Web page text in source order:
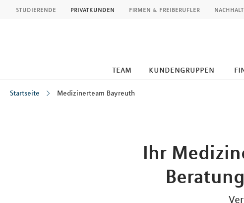
studierende privatkunden firmen & freiberufler
team kundengruppen
Startseite Medizinerteam Bayreuth
Ihr